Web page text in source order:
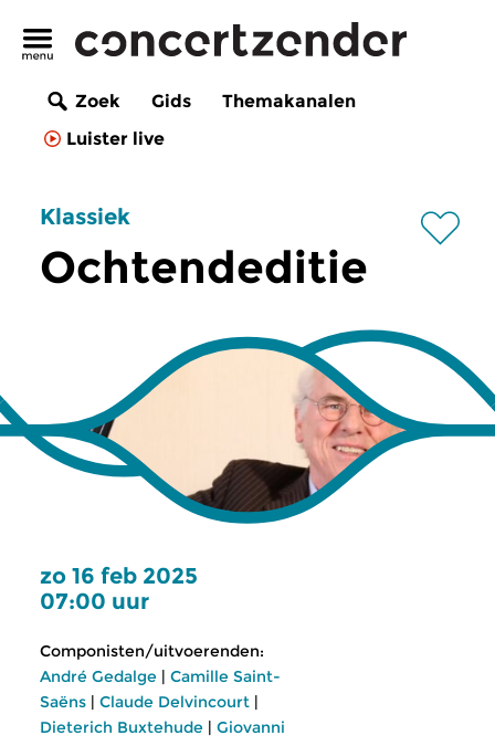
Zoek Gids
Themakanalen
Luister live
Klassiek
Ochtendeditie
zo 16 feb 2025
07:00 uur
Componisten/uitvoerenden:
André Gedalge | Camille Saint-
Saëns | Claude Delvincourt |
Dieterich Buxtehude | Giovanni